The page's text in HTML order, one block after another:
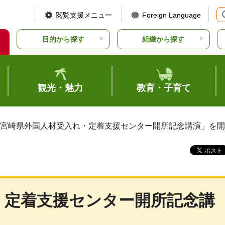
閲覧支援メニュー Foreign Language
目的から探す 組織から探す
観光・魅力 教育・子育て
崎県外国人材受入れ・定着支援センター開所記念講演」を
着支援センター開所記念講